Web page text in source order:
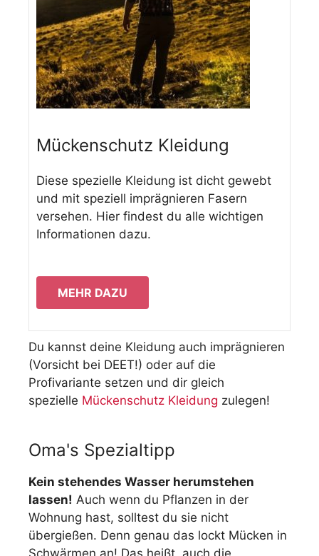
Mückenschutz Kleidung
Diese spezielle Kleidung ist dicht gewebt
und mit speziell imprägnieren Fasern
versehen. Hier findest du alle wichtigen
Informationen dazu.
MEHR DAZU
Du kannst deine Kleidung auch imprägnieren
(Vorsicht bei DEET!) oder auf die
Profivariante setzen und dir gleich
spezielle Mückenschutz Kleidung zulegen!
Oma's Spezialtipp
Kein stehendes Wasser herumstehen
lassen! Auch wenn du Pflanzen in der
Wohnung hast, solltest du sie nicht
übergießen. Denn genau das lockt Mücken in